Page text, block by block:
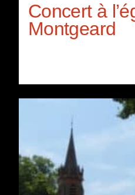
Concert à
Montgeard